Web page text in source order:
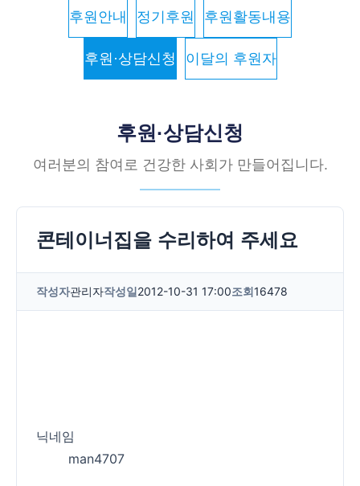
후원안내 정기후원 후원활동내용
후원·상담신청 이달의 후원자
후원·상담신청
여러분의 참여로 건강한 사회가 만들어집니다.
콘테이너집을 수리하여 주세요
작성자관리자작성일2012-10-31 17:00조회16478
닉네임
man4707